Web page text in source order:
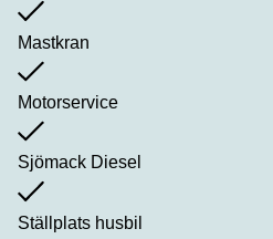
Mastkran
Motorservice
Sjömack Diesel
Ställplats husbil